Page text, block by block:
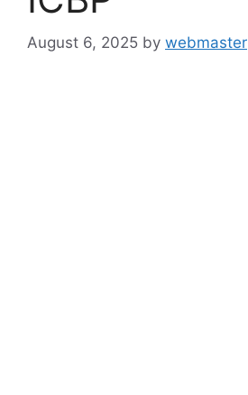
August 6, 2025 by webmaster